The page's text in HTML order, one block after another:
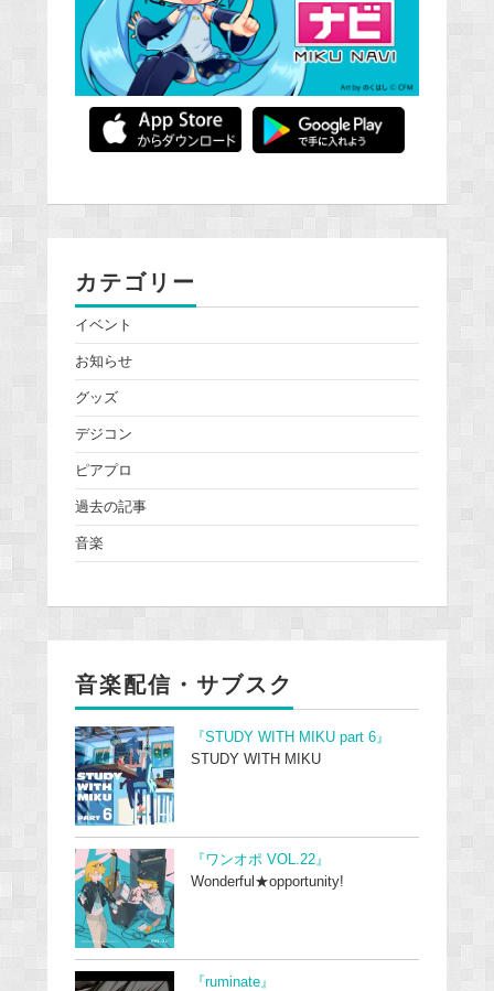
カテゴリー
イベント
お知らせ
グッズ
デジコン
ピアプロ
過去の記事
音楽
音楽配信・サブスク
『STUDY WITH MIKU part 6』
STUDY WITH MIKU
『ワンオポ VOL.22』
Wonderful★opportunity!
『ruminate』